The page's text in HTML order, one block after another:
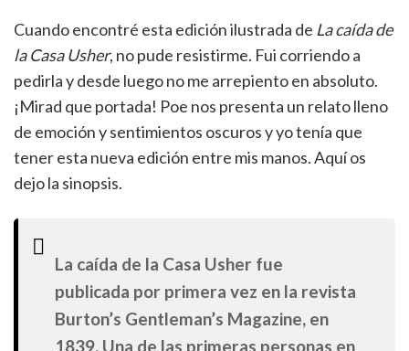
Cuando encontré esta edición ilustrada de La caída de
la Casa Usher, no pude resistirme. Fui corriendo a
pedirla y desde luego no me arrepiento en absoluto.
¡Mirad que portada! Poe nos presenta un relato lleno
de emoción y sentimientos oscuros y yo tenía que
tener esta nueva edición entre mis manos. Aquí os
dejo la sinopsis.
La caída de la Casa Usher fue
publicada por primera vez en la revista
Burton’s Gentleman’s Magazine, en
1839. Una de las primeras personas en